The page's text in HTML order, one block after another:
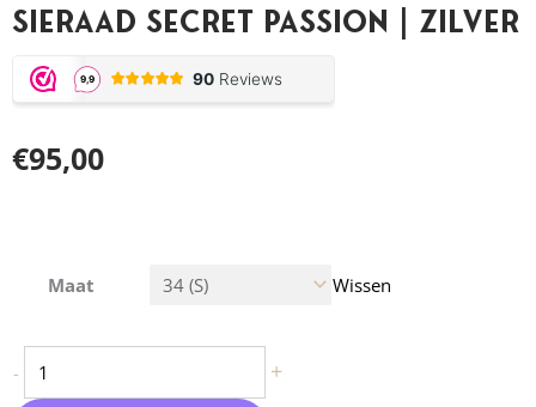
Sieraad Secret Passion | Zilver
€95,00
Maat Wissen
-
Monthulé
String
+